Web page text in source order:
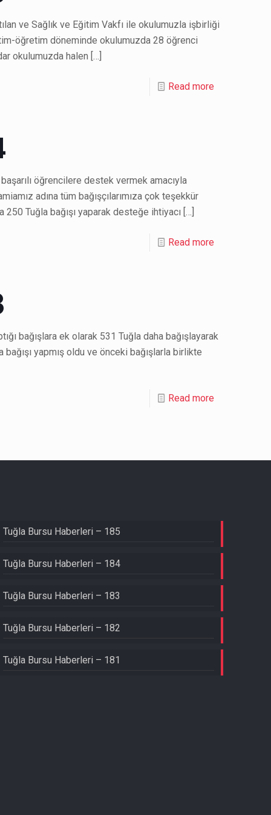
ve Sağlık ve Eğitim Vakfı ile okulumuzla işbirliği
öğretim döneminde okulumuzda 28 öğrenci
okulumuzda halen […]
Read more
öğrencilere destek vermek amacıyla
adına tüm bağışçılarımıza çok teşekkür
Tuğla bağışı yaparak desteğe ihtiyacı […]
Read more
bağışlara ek olarak 531 Tuğla daha bağışlayarak
yapmış oldu ve önceki bağışlarla birlikte
Read more
Tuğla Bursu Haberleri – 185
Tuğla Bursu Haberleri – 184
Tuğla Bursu Haberleri – 183
Tuğla Bursu Haberleri – 182
Tuğla Bursu Haberleri – 181